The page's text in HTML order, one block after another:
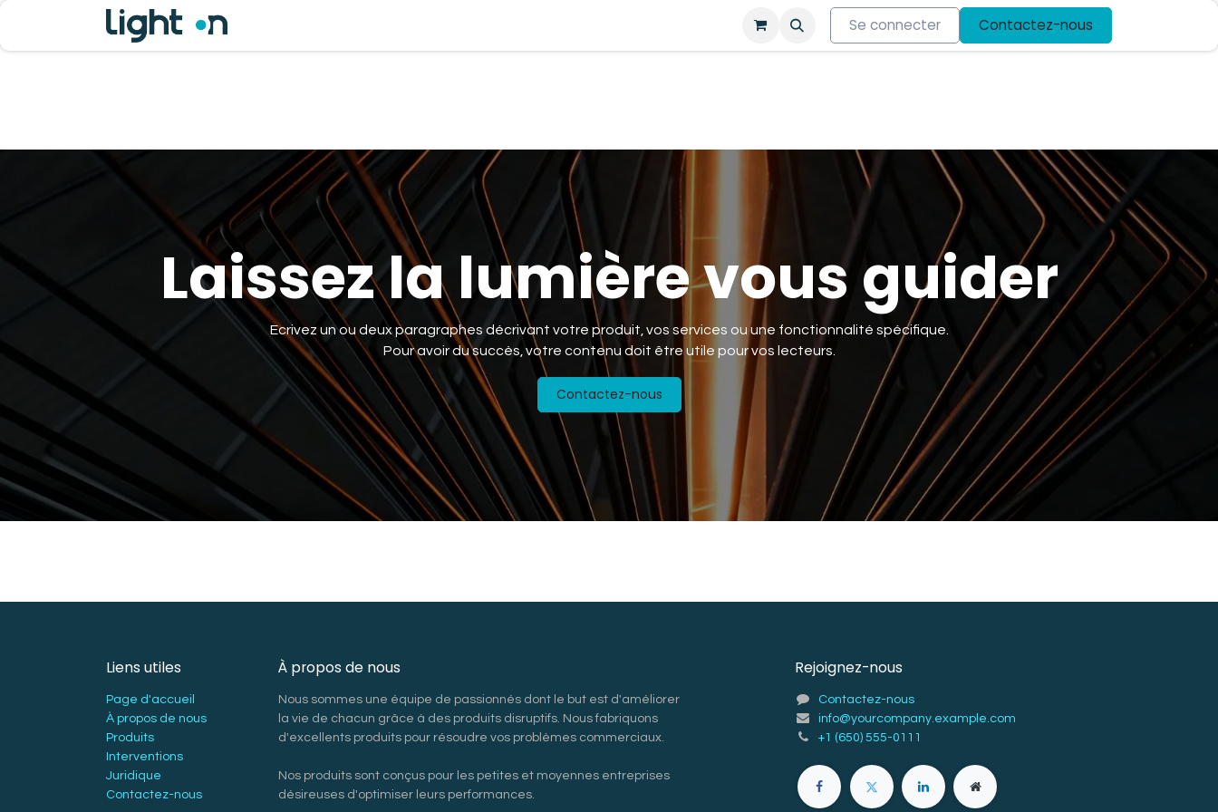
Se connecter Contactez-nous
Laissez la lumière vous guider
Ecrivez un ou deux paragraphes décrivant votre produit, vos services ou une fonctionnalité spécifique.
Pour avoir du succès, votre contenu doit être utile pour vos lecteurs.
Contactez-nous
Liens utiles
Page d'accueil
À propos de nous
Produits
Interventions
Juridique
Contactez-nous
À propos de nous
Nous sommes une équipe de passionnés dont le but est d'améliorer
la vie de chacun grâce à des produits disruptifs. Nous fabriquons
d'excellents produits pour résoudre vos problèmes commerciaux.
Nos produits sont conçus pour les petites et moyennes entreprises
désireuses d'optimiser leurs performances.
Rejoignez-nous
Contactez-nous
info@yourcompany.example.com
+1 (650) 555-0111